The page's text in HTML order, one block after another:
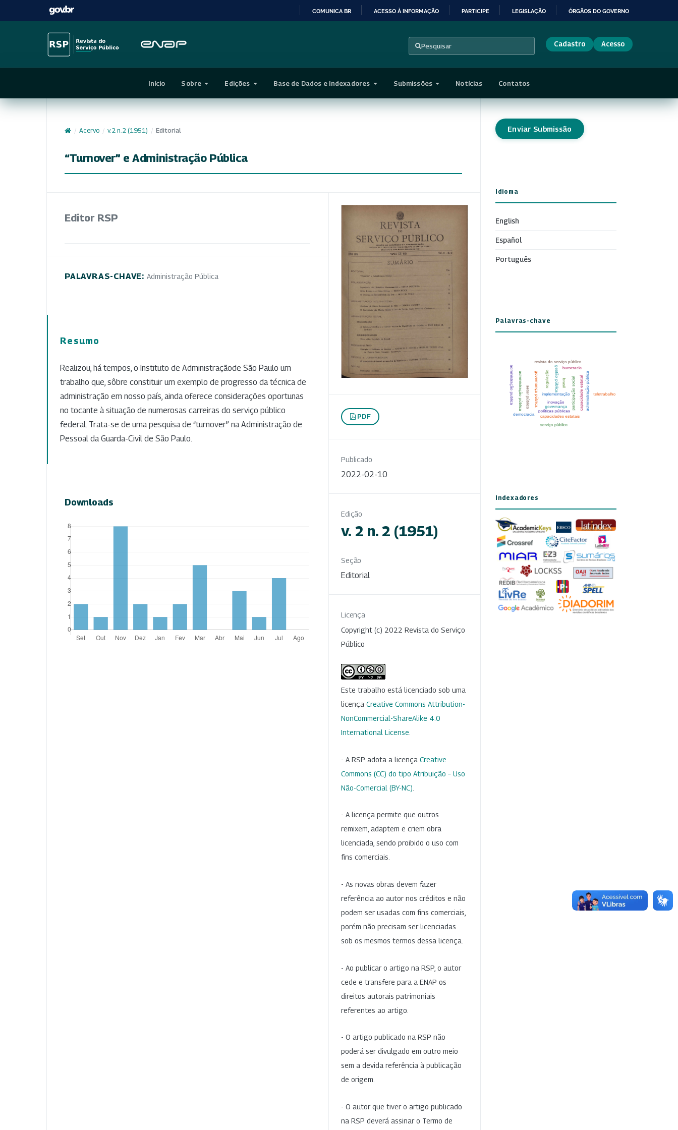
CONTEÚDO
COMUNICA BR ACESSO À INFORMAÇÃO PARTICIPE LEGISLAÇÃO ÓRGÃOS DO GOVERNO
Pesquisar Cadastro Acesso
Início Sobre Edições Base de Dados e Indexadores Submissões Notícias Contatos
/ Acervo / v. 2 n. 2 (1951) / Editorial
“Turnover” e Administração Pública
Editor RSP
PALAVRAS-CHAVE: Administração Pública
Resumo
Realizou, há tempos, o Instituto de Administraçãode São Paulo um
trabalho que, sôbre constituir um exemplo de progresso da técnica de
administração em nosso país, ainda oferece considerações oportunas
no tocante à situação de numerosas carreiras do serviço público
federal. Trata-se de uma pesquisa de “turnover'’ na Administração de
Pessoal da Guarda-Civil de São Paulo.
Downloads
PDF
Publicado
2022-02-10
Edição
v. 2 n. 2 (1951)
Seção
Editorial
Licença
Copyright (c) 2022 Revista do Serviço
Público
Este trabalho está licenciado sob uma
licença Creative Commons Attribution-
NonCommercial-ShareAlike 4.0
International License
- A RSP adota a licença Creative
Commons (CC) do tipo Atribuição – Uso
Não-Comercial (BY-NC)
- A licença permite que outros
remixem, adaptem e criem obra
licenciada, sendo proibido o uso com
fins comerciais.
- As novas obras devem fazer
referência ao autor nos créditos e não
podem ser usadas com fins comerciais,
porém não precisam ser licenciadas
sob os mesmos termos dessa licença.
- Ao publicar o artigo na RSP, o autor
cede e transfere para a ENAP os
direitos autorais patrimoniais
referentes ao artigo.
- O artigo publicado na RSP não
poderá ser divulgado em outro meio
sem a devida referência à publicação
de origem.
- O autor que tiver o artigo publicado
na RSP deverá assinar o Termo de
Enviar Submissão
Idioma
English
Español
Português
Palavras-chave
Indexadores